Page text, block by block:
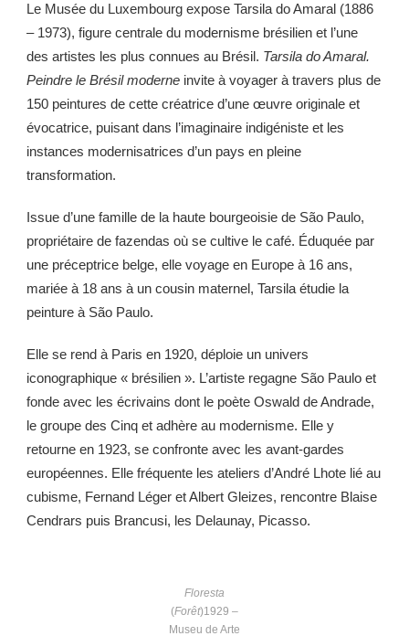
Le Musée du Luxembourg expose Tarsila do Amaral (1886
– 1973), figure centrale du modernisme brésilien et l’une
des artistes les plus connues au Brésil. Tarsila do Amaral.
Peindre le Brésil moderne invite à voyager à travers plus de
150 peintures de cette créatrice d’une œuvre originale et
évocatrice, puisant dans l’imaginaire indigéniste et les
instances modernisatrices d’un pays en pleine
transformation.
Issue d’une famille de la haute bourgeoisie de São Paulo,
propriétaire de fazendas où se cultive le café. Éduquée par
une préceptrice belge, elle voyage en Europe à 16 ans,
mariée à 18 ans à un cousin maternel, Tarsila étudie la
peinture à São Paulo.
Elle se rend à Paris en 1920, déploie un univers
iconographique « brésilien ». L’artiste regagne São Paulo et
fonde avec les écrivains dont le poète Oswald de Andrade,
le groupe des Cinq et adhère au modernisme. Elle y
retourne en 1923, se confronte avec les avant-gardes
européennes. Elle fréquente les ateliers d’André Lhote lié au
cubisme, Fernand Léger et Albert Gleizes, rencontre Blaise
Cendrars puis Brancusi, les Delaunay, Picasso.
Floresta
(Forêt)1929 –
Museu de Arte